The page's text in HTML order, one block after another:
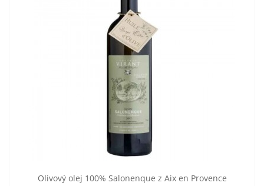
Olivový olej 100% Salonenque z Aix en Provence